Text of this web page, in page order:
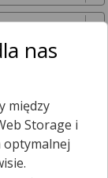
km , dlatego
nas
między
Storage i
optymalnej